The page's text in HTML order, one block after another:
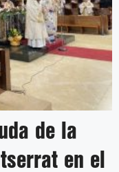
de la
en el